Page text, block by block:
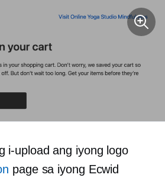
i-upload ang iyong logo
page sa iyong Ecwid